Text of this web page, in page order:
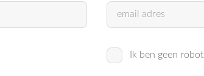
Ik ben geen robot